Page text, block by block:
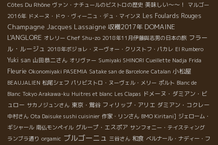
Côtes Du Rhône ヴァン・ナチュールのビストロの歴史 美味しい～～！
マルゴー
2016年 ドメーヌ・ドゥ・ヴィーニュ・デュ・マインヌ Les Foulards Rouges
Champagne Jacques Lassaigne 収穫2017年 DOMAINE
L'ANGLORE オレリー Chef Shu-zo 2018年11月伊藤與志男の日本の旅 フラー
ル・ルージュ 2018年ボジョレ・ヌーヴォー・クリストフ・パカレ El Rumbero
Yuki san 山田恭二さん オリヴァー Sumiyaki SHINORI Cueillette Nadja Frida
Fleurie Okonomiyaki PASEMIA Satake san de Barcelone Catalan 小松屋
BEAUJALIEN 松尾シェフ パリビストロ・ヌーヴェル・メリー ポルト Blanc de
Blanc Tokyo Arakawa-ku Huitres et blanc Les Clapas ドメーヌ・ダミアン・ビ
ュロー サカノジュンさん 東京・鴬谷 フィリップ・アリエ ダミアン・コクレー
中村さん Ota Daisuke sushi cuisinier 作家・リンさん BMO Kiritani] ジェローム・
ギシャール 南仏モンペイル グループ・エスポア サンフォニー・テイスティング
ランブラ通り orgamic ブルゴーニュ 三谷さん 和食 ベルナール・ナディー・フ